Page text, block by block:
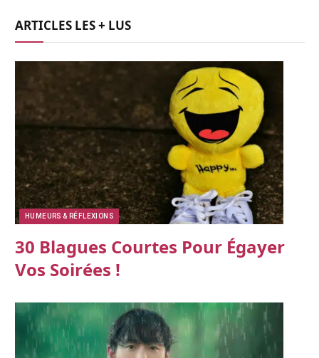
ARTICLES LES + LUS
HUMEURS & RÉFLEXIONS
30 Blagues Courtes Pour Égayer
Vos Soirées !